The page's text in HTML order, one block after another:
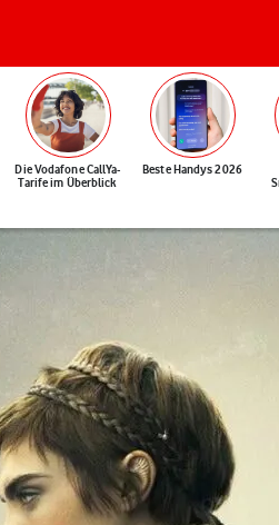
Die Vodafone CallYa-
Tarife im Überblick
Beste Handys 2026